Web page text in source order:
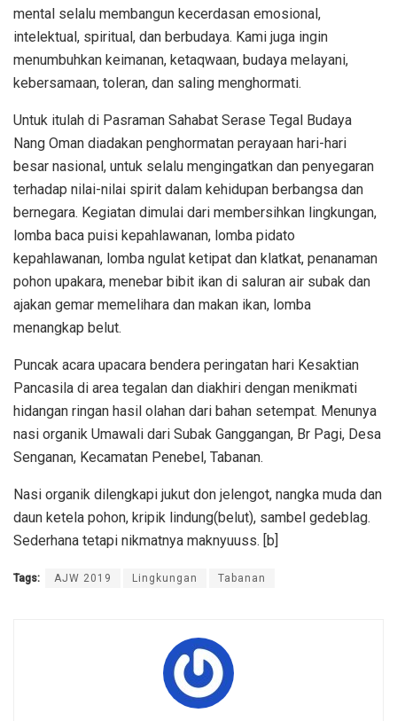
mental selalu membangun kecerdasan emosional,
intelektual, spiritual, dan berbudaya. Kami juga ingin
menumbuhkan keimanan, ketaqwaan, budaya melayani,
kebersamaan, toleran, dan saling menghormati.
Untuk itulah di Pasraman Sahabat Serase Tegal Budaya
Nang Oman diadakan penghormatan perayaan hari-hari
besar nasional, untuk selalu mengingatkan dan penyegaran
terhadap nilai-nilai spirit dalam kehidupan berbangsa dan
bernegara. Kegiatan dimulai dari membersihkan lingkungan,
lomba baca puisi kepahlawanan, lomba pidato
kepahlawanan, lomba ngulat ketipat dan klatkat, penanaman
pohon upakara, menebar bibit ikan di saluran air subak dan
ajakan gemar memelihara dan makan ikan, lomba
menangkap belut.
Puncak acara upacara bendera peringatan hari Kesaktian
Pancasila di area tegalan dan diakhiri dengan menikmati
hidangan ringan hasil olahan dari bahan setempat. Menunya
nasi organik Umawali dari Subak Ganggangan, Br Pagi, Desa
Senganan, Kecamatan Penebel, Tabanan.
Nasi organik dilengkapi jukut don jelengot, nangka muda dan
daun ketela pohon, kripik lindung(belut), sambel gedeblag.
Sederhana tetapi nikmatnya maknyuuss. [b]
Tags: AJW 2019 Lingkungan Tabanan